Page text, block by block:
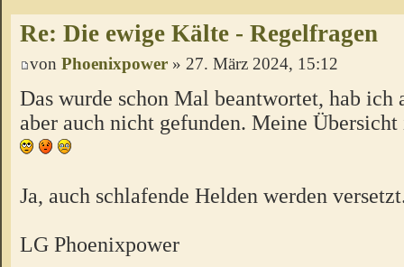
Re: Die ewige Kälte - Regelfragen
von Phoenixpower » 27. März 2024, 15:12
Das wurde schon Mal beantwortet, hab ich
aber auch nicht gefunden. Meine
Ja, auch schlafende Helden werden
LG Phoenixpower